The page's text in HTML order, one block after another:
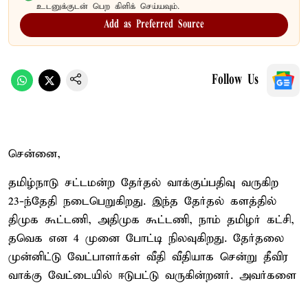
உடனுக்குடன் பெற கிளிக் செய்யவும்.
Add as Preferred Source
Follow Us
சென்னை,
தமிழ்நாடு சட்டமன்ற தேர்தல் வாக்குப்பதிவு வருகிற
23-ந்தேதி நடைபெறுகிறது. இந்த தேர்தல் களத்தில்
திமுக கூட்டணி, அதிமுக கூட்டணி, நாம் தமிழர் கட்சி,
தவெக என 4 முனை போட்டி நிலவுகிறது. தேர்தலை
முன்னிட்டு வேட்பாளர்கள் வீதி வீதியாக சென்று தீவிர
வாக்கு வேட்டையில் ஈடுபட்டு வருகின்றனர். அவர்களை